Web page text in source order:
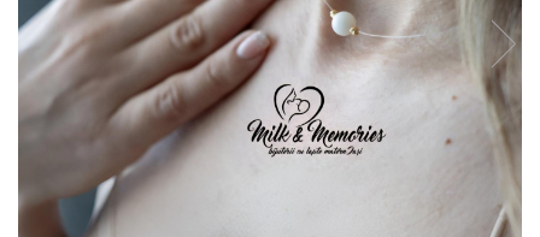
Seturi din argint
Seturi din aur